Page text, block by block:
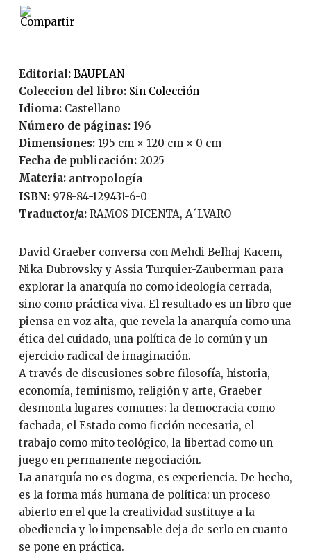
Editorial:
BAUPLAN
Coleccion del libro:
Sin Colección
Idioma:
Castellano
Número de páginas: 196
Dimensiones: 195 cm × 120 cm × 0 cm
Fecha de publicación:
2025
Materia: antropología
ISBN:
978-84-129431-6-0
Traductor/a:
RAMOS DICENTA, A´LVARO
David Graeber conversa con Mehdi Belhaj Kacem,
Nika Dubrovsky y Assia Turquier-Zauberman para
explorar la anarquía no como ideología cerrada,
sino como práctica viva. El resultado es un libro que
piensa en voz alta, que revela la anarquía como una
ética del cuidado, una política de lo común y un
ejercicio radical de imaginación.
A través de discusiones sobre filosofía, historia,
economía, feminismo, religión y arte, Graeber
desmonta lugares comunes: la democracia como
fachada, el Estado como ficción necesaria, el
trabajo como mito teológico, la libertad como un
juego en permanente negociación.
La anarquía no es dogma, es experiencia. De hecho,
es la forma más humana de política: un proceso
abierto en el que la creatividad sustituye a la
obediencia y lo impensable deja de serlo en cuanto
se pone en práctica.